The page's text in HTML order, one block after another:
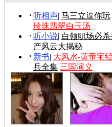
听相声| 马三立逗你玩
珍珠翡翠白玉汤
听小说| 白领职场必杀
产风云大揭秘
新书| 大风水-黄帝宅
兵全集 三国演义